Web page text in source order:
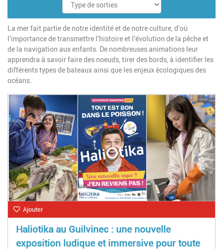
La mer fait partie de notre identité et de notre culture, d'où
l'importance de transmettre l'histoire et l'évolution de la pêche et
de la navigation aux enfants. De nombreuses animations leur
apprendra à savoir faire des noeuds, tirer des bords, à identifier les
différents types de bateaux ainsi que les enjeux écologiques des
océans.
Ajouter
Haliotika au Guilvinec : une nouvelle
exposition ludique et immersive pour toute